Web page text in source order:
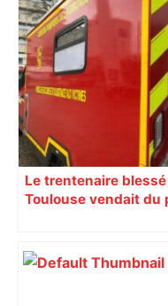
Le trentenaire
Toulouse vendait du